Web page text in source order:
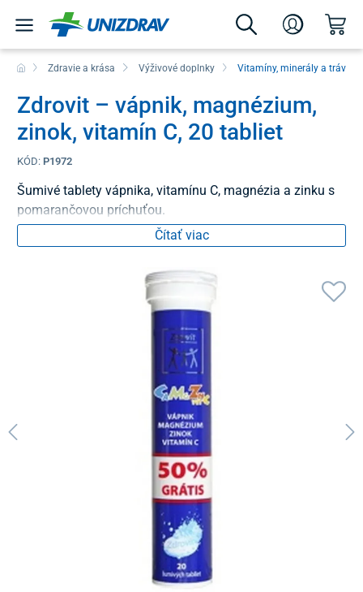
Zdravie a krása Výživové doplnky Vitamíny, minerály a trávenie
Zdrovit – vápnik, magnézium,
zinok, vitamín C, 20 tabliet
KÓD: P1972
Šumivé tablety vápnika, vitamínu C, magnézia a zinku s
pomarančovou príchuťou.
Čítať viac